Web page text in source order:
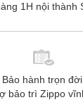
1H nội thành
Bảo hành trọn đời,
bảo trì Zippo